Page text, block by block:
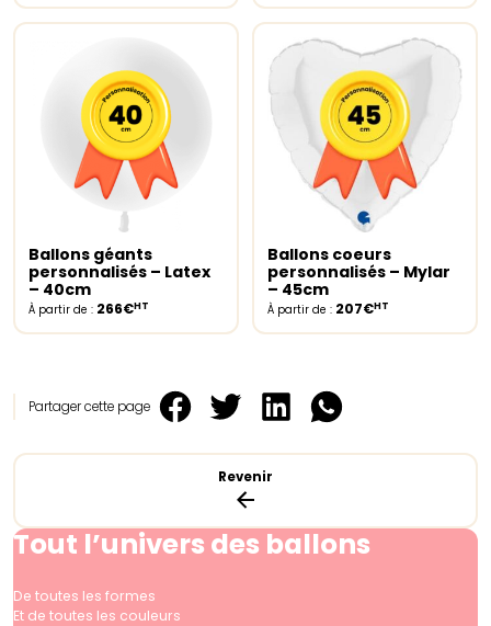
Revenir
Select options
Ballons géants
personnalisés – Latex
– 40cm
À partir de : 266€HT
Select options
Ballons coeurs
personnalisés – Mylar
– 45cm
À partir de : 207€HT
Partager cette page
Tout l’univers des ballons
De toutes les formes
Et de toutes les couleurs